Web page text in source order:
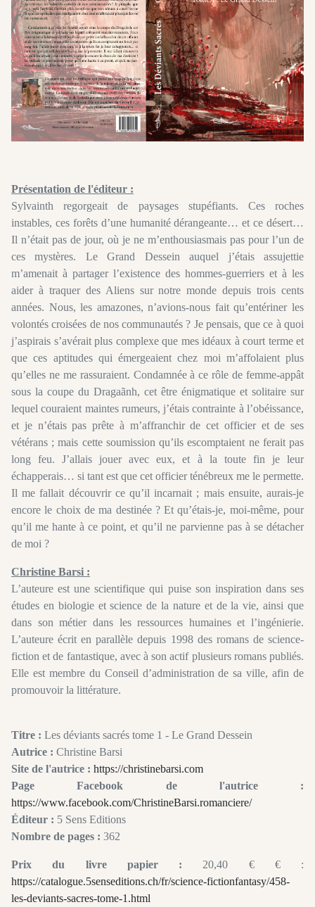
Présentation de l'éditeur :
Sylvainth regorgeait de paysages stupéfiants. Ces roches
instables, ces forêts d’une humanité dérangeante… et ce désert…
Il n’était pas de jour, où je ne m’enthousiasmais pas pour l’un de
ces mystères. Le Grand Dessein auquel j’étais assujettie
m’amenait à partager l’existence des hommes-guerriers et à les
aider à traquer des Aliens sur notre monde depuis trois cents
années. Nous, les amazones, n’avions-nous fait qu’entériner les
volontés croisées de nos communautés ? Je pensais, que ce à quoi
j’aspirais s’avérait plus complexe que mes idéaux à court terme et
que ces aptitudes qui émergeaient chez moi m’affolaient plus
qu’elles ne me rassuraient. Condamnée à ce rôle de femme-appât
sous la coupe du Dragaãnh, cet être énigmatique et solitaire sur
lequel couraient maintes rumeurs, j’étais contrainte à l’obéissance,
et je n’étais pas prête à m’affranchir de cet officier et de ses
vétérans ; mais cette soumission qu’ils escomptaient ne ferait pas
long feu. J’allais jouer avec eux, et à la toute fin je leur
échapperais… si tant est que cet officier ténébreux me le permette.
Il me fallait découvrir ce qu’il incarnait ; mais ensuite, aurais-je
encore le choix de ma destinée ? Et qu’étais-je, moi-même, pour
qu’il me hante à ce point, et qu’il ne parvienne pas à se détacher
de moi ?
Christine Barsi :
L’auteure est une scientifique qui puise son inspiration dans ses
études en biologie et science de la nature et de la vie, ainsi que
dans son métier dans les ressources humaines et l’ingénierie.
L’auteure écrit en parallèle depuis 1998 des romans de science-
fiction et de fantastique, avec à son actif plusieurs romans publiés.
Elle est membre du Conseil d’administration de sa ville, afin de
promouvoir la littérature.
Titre : Les déviants sacrés tome 1 - Le Grand Dessein
Autrice : Christine Barsi
Site de l'autrice : https://christinebarsi.com
Page Facebook de l'autrice :
https://www.facebook.com/ChristineBarsi.romanciere/
Éditeur : 5 Sens Editions
Nombre de pages : 362
Prix du livre papier : 20,40 € € :
https://catalogue.5senseditions.ch/fr/science-fictionfantasy/458-
les-deviants-sacres-tome-1.html